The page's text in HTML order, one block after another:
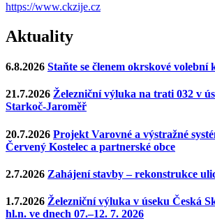
https://www.ckzije.cz
Aktuality
6.8.2026 Staňte se členem okrskové volební
21.7.2026 Železniční výluka na trati 032 v
Starkoč-Jaroměř
20.7.2026 Projekt Varovné a výstražné
Červený Kostelec a partnerské obce
2.7.2026 Zahájení stavby – rekonstrukce
1.7.2026 Železniční výluka v úseku Česká
hl.n. ve dnech 07.–12. 7. 2026